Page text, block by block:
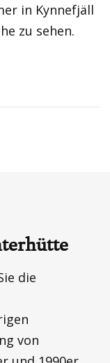
in Kynnefjäll
zu sehen.
die
von